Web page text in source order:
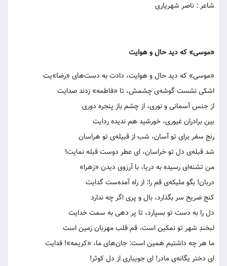
شاعر : ناصر شهریاری
«موسی» که دید حال و هوایت
«موسی» که دید حال و هوایت، دادت به دست‌های «رضا»یت
اشکی نشست گوشه‌ی چشمش، تا «فاطمه» زدند صدایت
از جنس آسمانی و نوری، از چشم باز پنجره دوری
بین برادران غیوری، خورشید هم ندیده ردایت
رنج سفر برای تو آسان، شب از قبیله‌ی تو هراسان
شد قبله‌ی دل تو خراسان، ای عطر دوست قبله نمایت!
من تشنه‌ای رسیده به دریا، با آرزوی دیدن «زهرا»
دربان! بگو ملیکه‌ی قم را: از راه آمده‌ست گدایت
کنج ضریح سر بگذارد، بال و پری اگر چه ندارد
دل را به دست تو بسپارد، تا پر دهی به سمت خدایت
لبخندِ شهر تو نمکین است، قم قلب مهربان زمین است
ما هر چه داشتیم همین است: جان‌های ما، «کریمه»! فدایت
ای دختر یگانه‌ی مادر! ای جویباری از دل کوثر!